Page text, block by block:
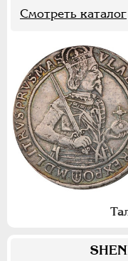
Смотреть каталог